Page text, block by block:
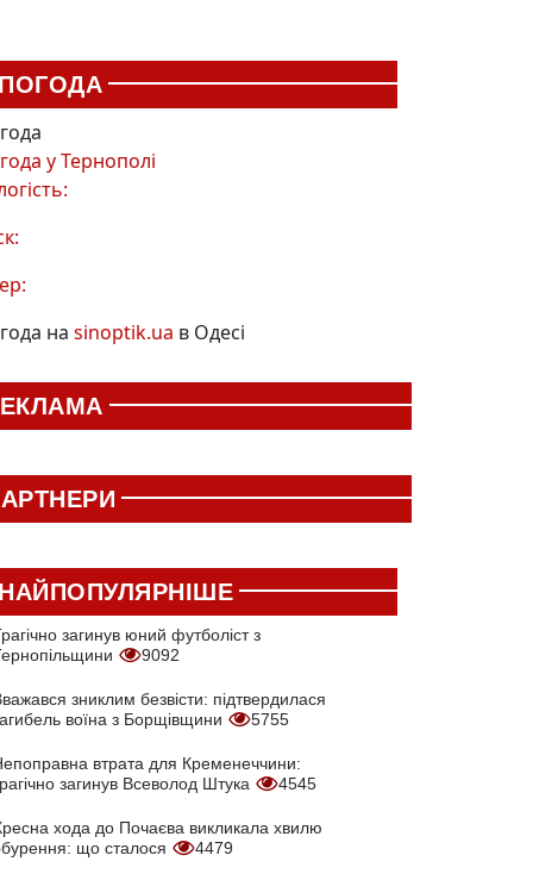
ПОГОДА
уТернополі
на sinoptik.ua в Одесі
НАЙПОПУЛЯРНІШЕ
загинув юний футболіст з
9092
зниклим безвісти: підтвердилася
воїна з Борщівщини
5755
втрата для Кременеччини:
загинув Всеволод Штука
4545
хода до Почаєва викликала хвилю
що сталося
4479